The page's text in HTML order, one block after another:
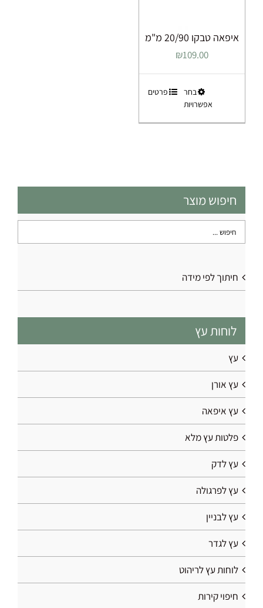
איפאה טבקו 20/90 מ"מ
₪109.00
בחר
אפשרויות
למוצר
זה
יש
האפשרויות
בעמוד
פרטים
חיפוש מוצר
חיתוך לפי מידה
לוחות עץ
עץ
עץ אורן
עץ איפאה
פלטות עץ מלא
עץ לדק
עץ לפרגולה
עץ לבניין
עץ לגדר
לוחות עץ לריהוט
חיפוי קירות